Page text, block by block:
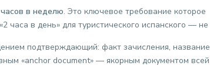
в неделю. Это ключевое требование которое
часа в день» для туристического испанского — не
подтверждающий: факт зачисления, название
«anchor document» — якорным документом